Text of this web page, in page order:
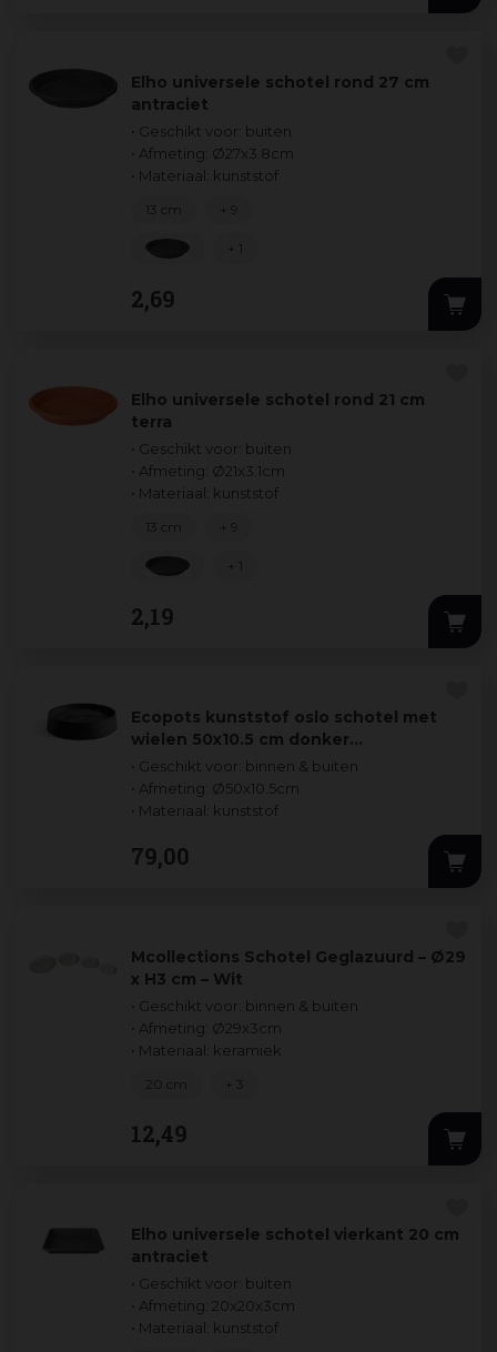
Elho universele schotel rond 27 cm
antraciet
• Geschikt voor: buiten
• Afmeting: Ø27x3.8cm
• Materiaal: kunststof
2,69
13 cm + 9
+ 1
Elho universele schotel rond 21 cm
terra
• Geschikt voor: buiten
• Afmeting: Ø21x3.1cm
• Materiaal: kunststof
2,19
13 cm + 9
+ 1
Ecopots kunststof oslo schotel met
wielen 50x10.5 cm donker…
• Geschikt voor: binnen & buiten
• Afmeting: Ø50x10.5cm
• Materiaal: kunststof
79,00
Mcollections Schotel Geglazuurd – Ø29
x H3 cm – Wit
• Geschikt voor: binnen & buiten
• Afmeting: Ø29x3cm
• Materiaal: keramiek
12,49
20 cm + 3
Elho universele schotel vierkant 20 cm
antraciet
• Geschikt voor: buiten
• Afmeting: 20x20x3cm
• Materiaal: kunststof